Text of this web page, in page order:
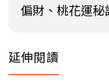
偏財、桃花運秘
延伸閱讀